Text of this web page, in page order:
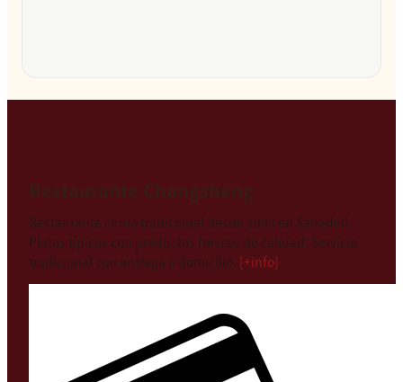
Restaurante chino tradicional desde 1993 en Sabadell.
Platos típicos con productos frescos de calidad. Servicio
tradicional con entrega a domicilio. [+info]